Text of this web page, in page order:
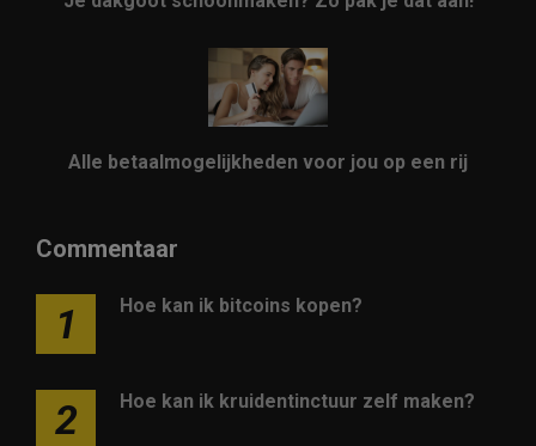
Alle betaalmogelijkheden voor jou op een rij
Commentaar
1 Hoe kan ik bitcoins kopen?
2 Hoe kan ik kruidentinctuur zelf maken?